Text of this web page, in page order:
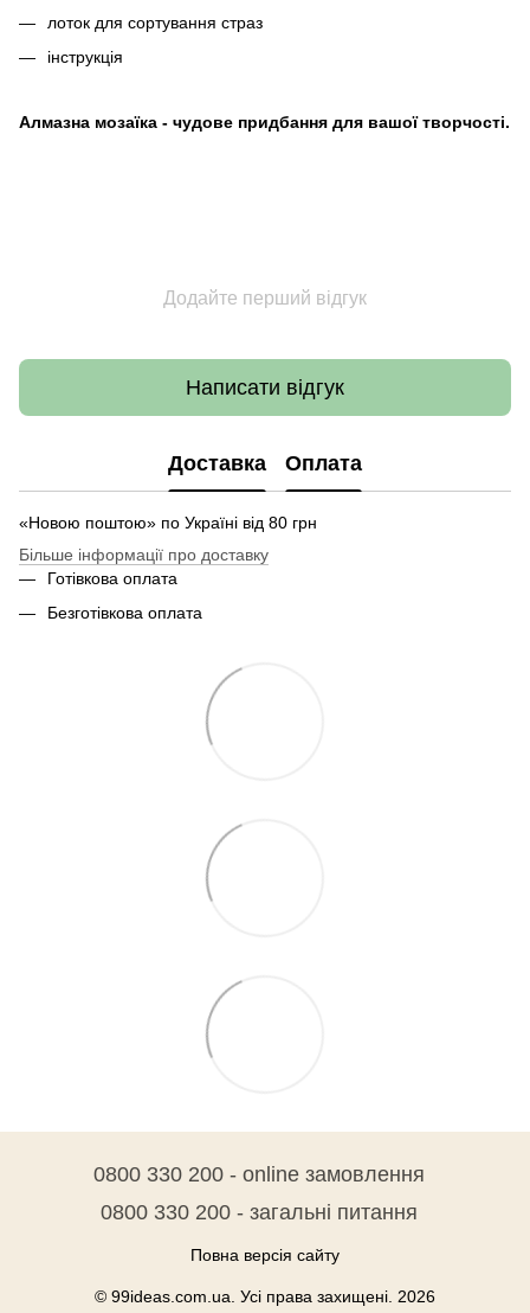
лоток для сортування страз
інструкція
Алмазна мозаїка - чудове придбання для вашої творчості.
Додайте перший відгук
Написати відгук
Доставка Оплата
«Новою поштою» по Україні від 80 грн
Більше інформації про доставку
Готівкова оплата
Безготівкова оплата
0800 330 200 - online замовлення
0800 330 200 - загальні питання
Повна версія сайту
© 99ideas.com.ua. Усі права захищені. 2026